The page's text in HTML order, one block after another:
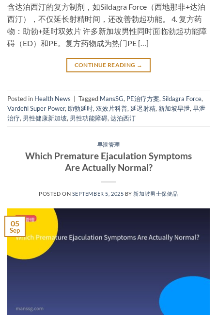
含达泊西汀的复方制剂，如Sildagra Force（西地那非+达泊
西汀），不仅延长射精时间，还改善勃起功能。 4. 复方药
物：助勃+延时双效片 许多新加坡男性同时面临勃起功能障
碍（ED）和PE。复方药物成为热门PE […]
CONTINUE READING →
Posted in Health News Tagged MansSG, PE治疗方案, Sildagra Force,
Vardefil Super Power, 助勃延时, 双效片科普, 延迟射精, 新加坡早泄, 早泄
治疗, 男性健康新加坡, 男性功能障碍, 达泊西汀
早泄管理
Which Premature Ejaculation Symptoms
Are Actually Normal?​​
POSTED ON SEPTEMBER 5, 2025 BY 新加坡男士保健品
05
Sep